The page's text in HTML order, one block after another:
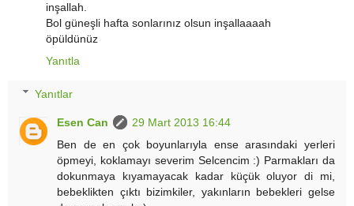
inşallah.
Bol güneşli hafta sonlarınız olsun inşallaaaah
öpüldünüz
Yanıtla
Yanıtlar
Esen Can
29 Mart 2013 16:44
Ben de en çok boyunlarıyla ense arasındaki yerleri
öpmeyi, koklamayı severim Selcencim :) Parmakları da
dokunmaya kıyamayacak kadar küçük oluyor di mi,
bebeklikten çıktı bizimkiler, yakınların bebekleri gelse